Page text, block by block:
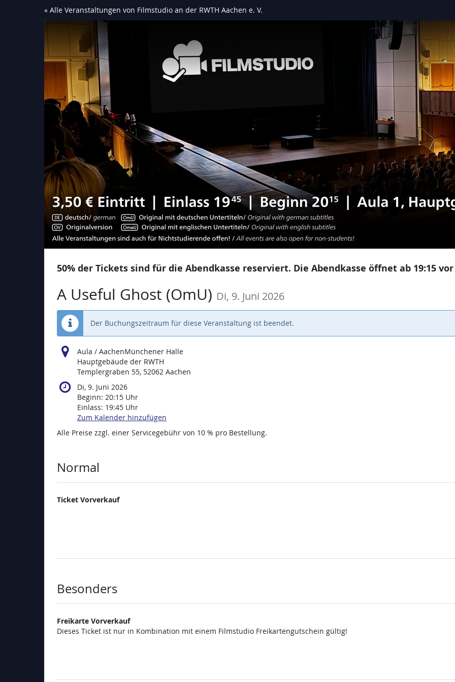
« Alle Veranstaltungen von Filmstudio an der RWTH Aachen e. V.
50% der Tickets sind für die Abendkasse reserviert. Die Abendkasse öffnet ab 19:15
A Useful Ghost (OmU) Di, 9. Juni 2026
Der Buchungszeitraum für diese Veranstaltung ist beendet.
Aula / AachenMünchener Halle
Hauptgebäude der RWTH
Templergraben 55, 52062 Aachen
Di, 9. Juni 2026
Beginn: 20:15 Uhr
Einlass: 19:45 Uhr
Zum Kalender hinzufügen
Alle Preise zzgl. einer Servicegebühr von 10 % pro Bestellung.
Produkte
Normal
Ticket Vorverkauf
Besonders
Freikarte Vorverkauf
Dieses Ticket ist nur in Kombination mit einem Filmstudio Freikartengutschein gültig!